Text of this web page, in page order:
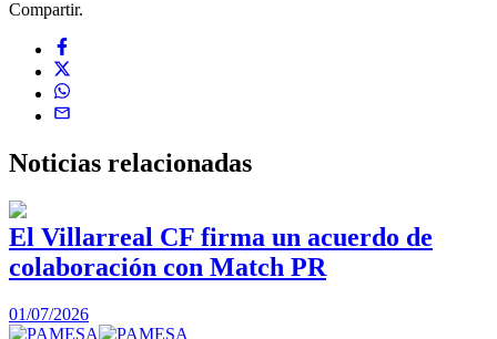
Compartir.
Noticias relacionadas
El Villarreal CF firma un acuerdo de
colaboración con Match PR
01/07/2026